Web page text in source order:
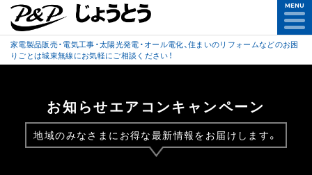
MENU
家電製品販売・電気工事・太陽光発電・オール電化、住まいのリフォームなどのお困
りごとは城東無線にお気軽にご相談ください！
お知らせエアコンキャンペーン
地域のみなさまにお得な最新情報をお届けします。